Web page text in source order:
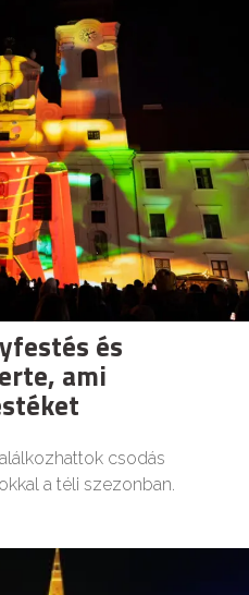
és
ami
csodás
a téli szezonban.